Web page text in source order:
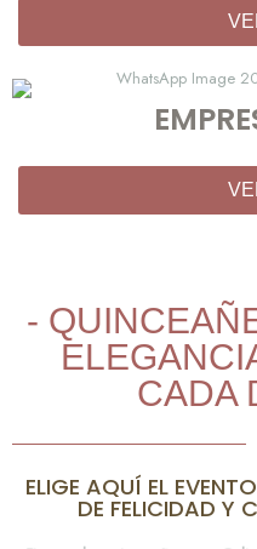
-
CADA
ELIGE AQUÍ EL
DE FELICIDAD Y